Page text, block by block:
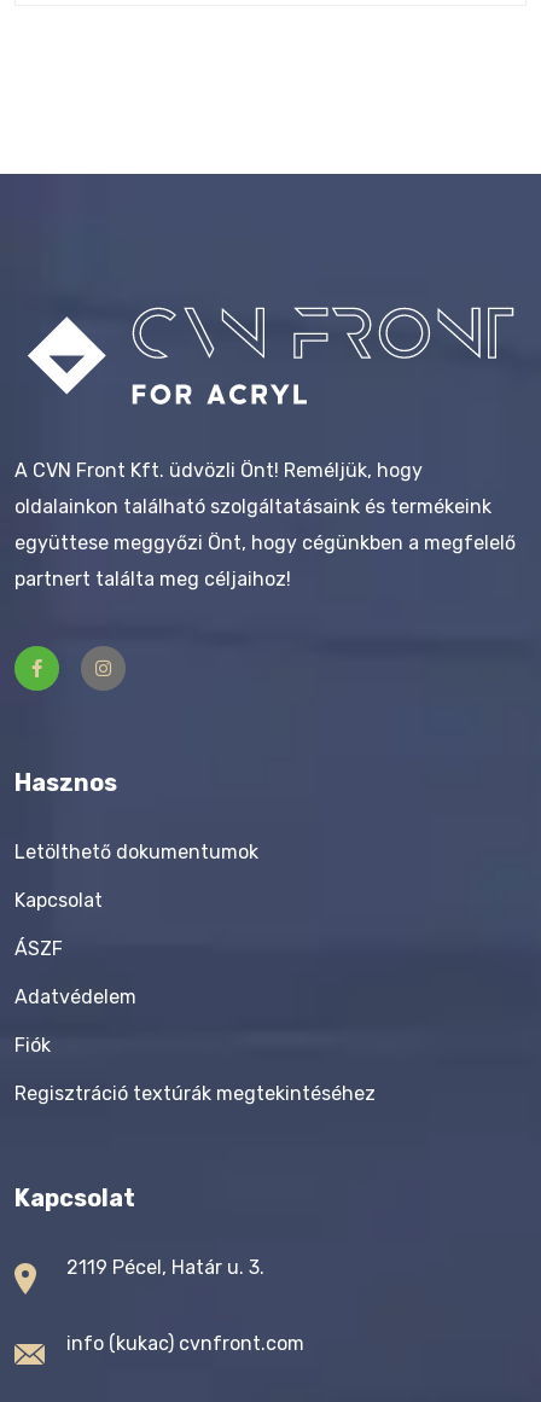
A CVN Front Kft. üdvözli Önt! Reméljük, hogy
oldalainkon található szolgáltatásaink és termékeink
együttese meggyőzi Önt, hogy cégünkben a megfelelő
partnert találta meg céljaihoz!
Hasznos
Letölthető dokumentumok
Kapcsolat
ÁSZF
Adatvédelem
Fiók
Regisztráció textúrák megtekintéséhez
Kapcsolat
2119 Pécel, Határ u. 3.
info (kukac) cvnfront.com